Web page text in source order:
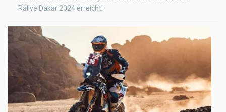
Rallye Dakar 2024 erreicht!